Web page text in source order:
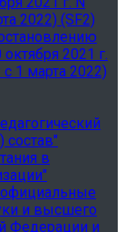
2022) (SF2)
2021 г.
с 1 марта 2022)
состав"
в
и высшего
Федерации и